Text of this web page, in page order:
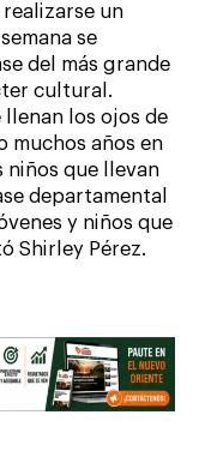
un
se
del más grande
cultural.
llenan los ojos de
muchos años en
niños que llevan
departamental
y niños que
Shirley Pérez.